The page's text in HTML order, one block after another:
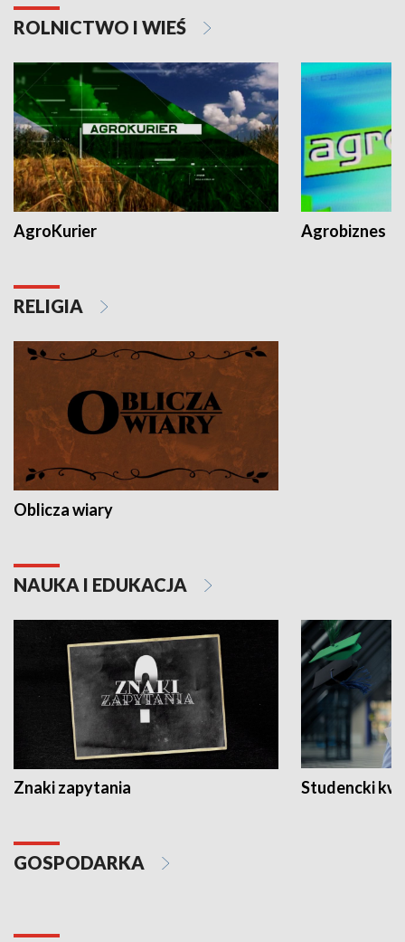
ROLNICTWO I WIEŚ
AgroKurier Agrobiznes
RELIGIA
Oblicza wiary
NAUKA I EDUKACJA
Znaki zapytania Studencki
GOSPODARKA